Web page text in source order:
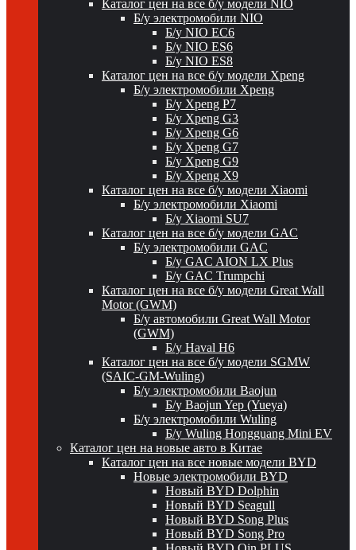
Каталог цен на все б/у модели NIO
Б/у электромобили NIO
Б/у NIO EC6
Б/у NIO ES6
Б/у NIO ES8
Каталог цен на все б/у модели Xpeng
Б/у электромобили Xpeng
Б/у Xpeng P7
Б/у Xpeng G3
Б/у Xpeng G6
Б/у Xpeng G7
Б/у Xpeng G9
Б/у Xpeng X9
Каталог цен на все б/у модели Xiaomi
Б/у электромобили Xiaomi
Б/у Xiaomi SU7
Каталог цен на все б/у модели GAC
Б/у электромобили GAC
Б/у GAC AION LX Plus
Б/у GAC Trumpchi
Каталог цен на все б/у модели Great Wall
Motor (GWM)
Б/у автомобили Great Wall Motor
(GWM)
Б/у Haval H6
Каталог цен на все б/у модели SGMW
(SAIC-GM-Wuling)
Б/у электромобили Baojun
Б/у Baojun Yep (Yueya)
Б/у электромобили Wuling
Б/у Wuling Hongguang Mini EV
Каталог цен на новые авто в Китае
Каталог цен на все новые модели BYD
Новые электромобили BYD
Новый BYD Dolphin
Новый BYD Seagull
Новый BYD Song Plus
Новый BYD Song Pro